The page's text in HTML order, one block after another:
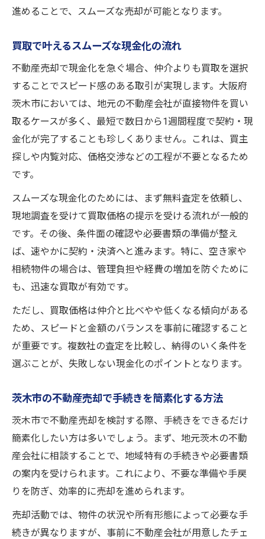
進めることで、スムーズな売却が可能となります。
買取で叶えるスムーズな現金化の流れ
不動産売却で現金化を急ぐ場合、仲介よりも買取を選択
することでスピード感のある取引が実現します。大阪府
茨木市においては、地元の不動産会社が直接物件を買い
取るケースが多く、最短で数日から1週間程度で契約・現
金化が完了することも珍しくありません。これは、買主
探しや内覧対応、価格交渉などの工程が不要となるため
です。
スムーズな現金化のためには、まず無料査定を依頼し、
現地調査を受けて買取価格の提示を受ける流れが一般的
です。その後、条件面の確認や必要書類の準備が整え
ば、速やかに契約・決済へと進みます。特に、空き家や
相続物件の場合は、管理負担や経費の増加を防ぐために
も、迅速な買取が有効です。
ただし、買取価格は仲介と比べやや低くなる傾向がある
ため、スピードと金額のバランスを事前に確認すること
が重要です。複数社の査定を比較し、納得のいく条件を
選ぶことが、失敗しない現金化のポイントとなります。
茨木市の不動産売却で手続きを簡素化する方法
茨木市で不動産売却を検討する際、手続きをできるだけ
簡素化したい方は多いでしょう。まず、地元茨木の不動
産会社に相談することで、地域特有の手続きや必要書類
の案内を受けられます。これにより、不要な準備や手戻
りを防ぎ、効率的に売却を進められます。
売却活動では、物件の状況や所有形態によって必要な手
続きが異なりますが、事前に不動産会社が用意したチェ